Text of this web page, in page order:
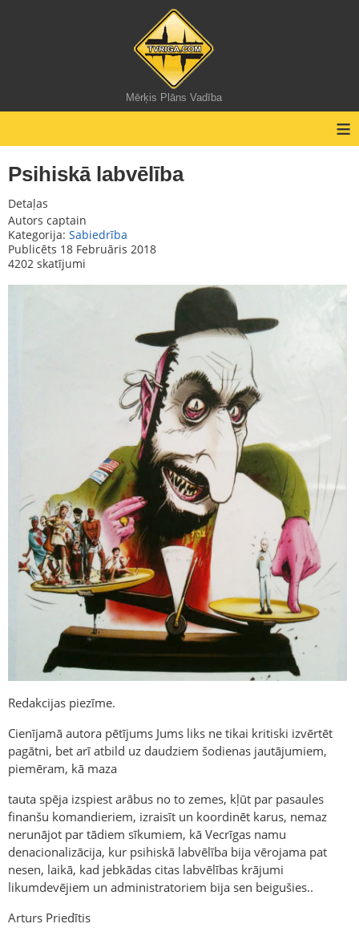
Mērķis Plāns Vadība
≡
Psihiskā labvēlība
Detaļas
Autors captain
Kategorija: Sabiedrība
Publicēts 18 Februāris 2018
4202 skatījumi
Redakcijas piezīme.
Cienījamā autora pētījums Jums liks ne tikai kritiski izvērtēt
pagātni, bet arī atbild uz daudziem šodienas jautājumiem,
piemēram, kā maza
tauta spēja izspiest arābus no to zemes, kļūt par pasaules
finanšu komandieriem, izraisīt un koordinēt karus, nemaz
nerunājot par tādiem sīkumiem, kā Vecrīgas namu
denacionalizācija, kur psihiskā labvēlība bija vērojama pat
nesen, laikā, kad jebkādas citas labvēlības krājumi
likumdevējiem un administratoriem bija sen beigušies..
Arturs Priedītis